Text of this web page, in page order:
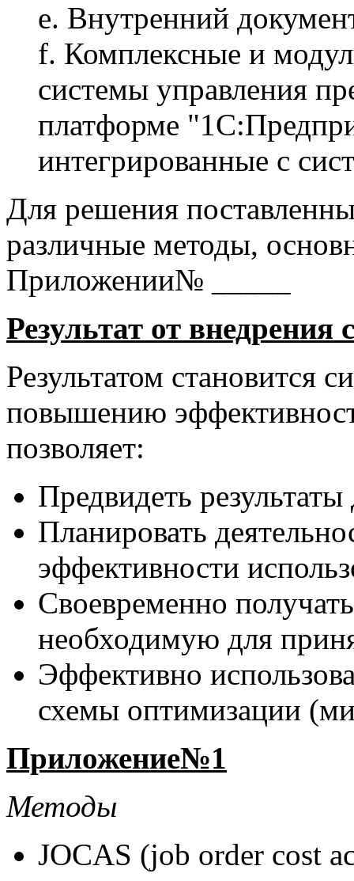
e. Внутренний
f. Комплексные и
системы управления
платформе
интегрированные с
Для решения
различные методы,
Приложении№ _____
Результат от
Результатом становится
повышению
позволяет:
Предвидеть результаты
Планировать
эффективности
Своевременно
необходимую для
Эффективно
схемы оптимизации
Приложение№1
Методы
JOCAS (job order cost